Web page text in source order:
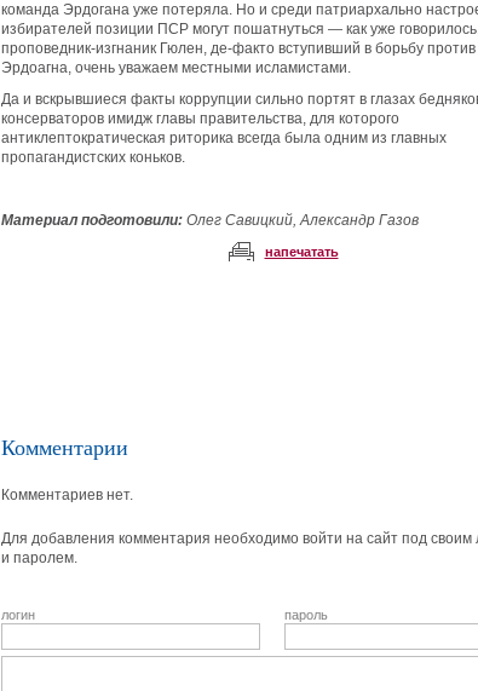
команда Эрдогана уже потеряла. Но и среди патриархально
избирателей позиции ПСР могут пошатнуться — как уже
проповедник-изгнаник Гюлен, де-факто вступивший в борьбу против
Эрдоагна, очень уважаем местными исламистами.
Да и вскрывшиеся факты коррупции сильно портят в глазах
консерваторов имидж главы правительства, для которого
антиклептократическая риторика всегда была одним из главных
пропагандистских коньков.
Материал подготовили: Олег Савицкий, Александр Газов
напечатать
Комментарии
Комментариев нет.
Для добавления комментария необходимо войти на сайт под своим
и паролем.
логин пароль